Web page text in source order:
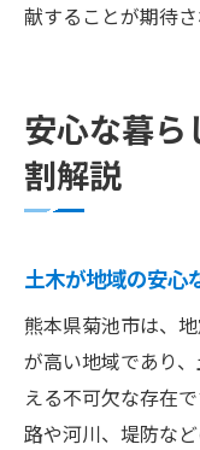
献することが期待さ
安心な暮ら
割解説
土木が地域の安心
熊本県菊池市は、
が高い地域であり
える不可欠な存在
路や河川、堤防な